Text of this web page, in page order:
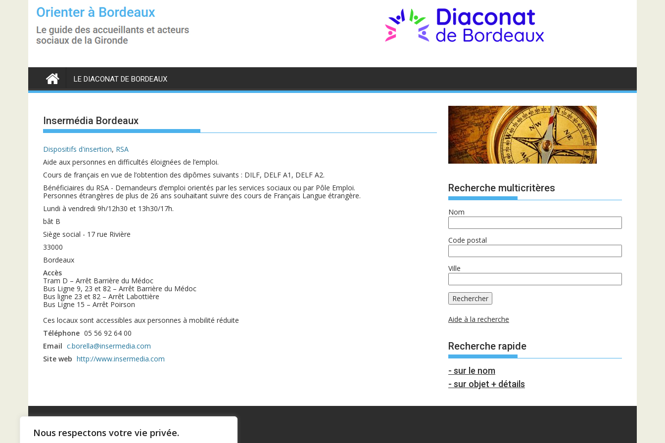
Nous respectons votre vie privée.
o
e
LE DIACONAT DE BORDEAUX
Insermédia Bordeaux
Dispositifs d'insertion, RSA
Aide aux personnes en difficultés éloignées de l’emploi.
Cours de français en vue de l’obtention des dipômes suivants : DILF, DELF A1, DELF A2.
Bénéficiaires du RSA - Demandeurs d’emploi orientés par les services sociaux ou par Pôle Emploi.
Personnes étrangères de plus de 26 ans souhaitant suivre des cours de Français Langue étrangère.
Lundi à vendredi 9h/12h30 et 13h30/17h.
bât B
Siège social - 17 rue Rivière
33000
Bordeaux
Accès
Tram D – Arrêt Barrière du Médoc
Bus Ligne 9, 23 et 82 – Arrêt Barrière du Médoc
Bus ligne 23 et 82 – Arrêt Labottière
Bus Ligne 15 – Arrêt Poirson
Ces locaux sont accessibles aux personnes à mobilité réduite​
Téléphone 05 56 92 64 00
Email c.borella@insermedia.com
Site web http://www.insermedia.com
Recherche multicritères
Nom
Code postal
Ville
Aide à la recherche
Recherche rapide
- sur le nom
- sur objet + détails